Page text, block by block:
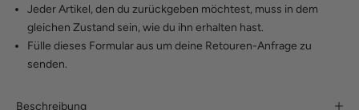
Jeder Artikel, den du zurückgeben möchtest, muss in dem
gleichen Zustand sein, wie du ihn erhalten hast.
Fülle dieses Formularaus um deine Retouren-Anfrage zu
senden.
Beschreibung